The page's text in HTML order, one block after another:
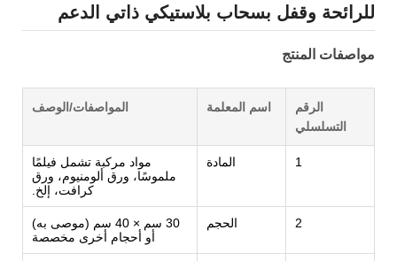
للرائحة وقفل بسحاب بلاستيكي ذاتي الدعم
مواصفات المنتج
الرقم
التسلسلي
اسم المعلمة المواصفات/الوصف
1 المادة
مواد مركبة تشمل فيلمًا
ملموسًا، ورق ألومنيوم، ورق
كرافت، إلخ.
2 الحجم
30 سم × 40 سم (موصى به)
أو أحجام أخرى مخصصة